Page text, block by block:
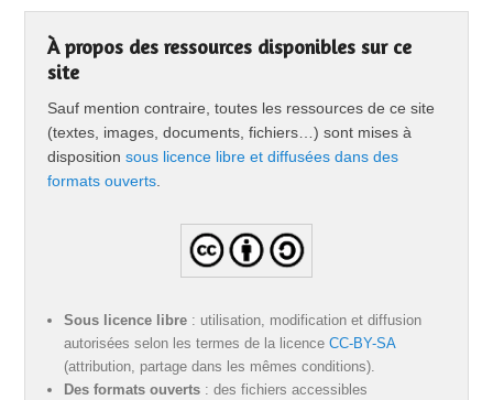
À propos des ressources disponibles sur ce
site
Sauf mention contraire, toutes les ressources de ce site
(textes, images, documents, fichiers…) sont mises à
dispositionsous licence libre et diffusées dans des
formats ouverts
Sous licence libre : utilisation, modification et diffusion
autorisées selon les termes de la licenceCC-BY-SA
(attribution, partage dans les mêmes conditions).
Des formats ouverts : des fichiers accessibles